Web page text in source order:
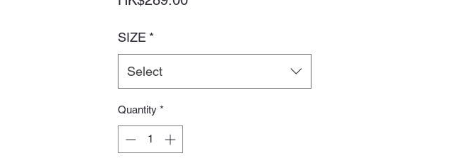
SIZE *
Select
Quantity *